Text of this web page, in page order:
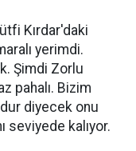
Kırdar'daki
yerimdi.
Şimdi Zorlu
pahalı. Bizim
dur diyecek onu
seviyede kalıyor.